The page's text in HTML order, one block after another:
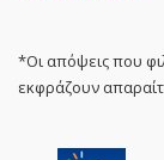
*Οι απόψεις που
εκφράζουν